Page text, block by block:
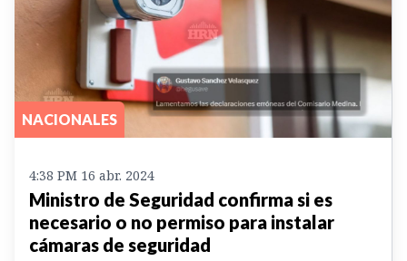
NACIONALES
4:38 PM 16 abr. 2024
Ministro de Seguridad confirma si es
necesario o no permiso para instalar
cámaras de seguridad